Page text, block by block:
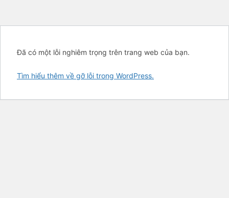
Đã có một lỗi nghiêm trọng trên trang web của bạn.
Tìm hiểu thêm về gỡ lỗi trong WordPress.